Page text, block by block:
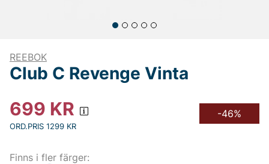
REEBOK
Club C Revenge Vinta
699 KR
ORD.PRIS 1299 KR
-46%
Finns i fler färger: